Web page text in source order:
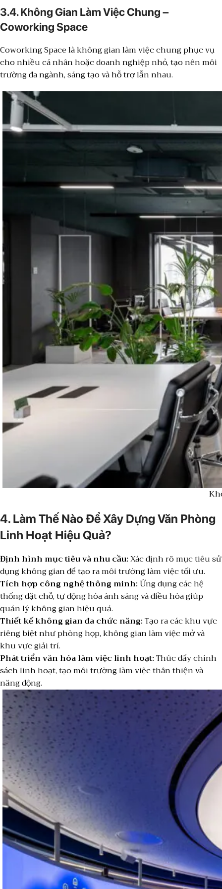
3.4. Không Gian Làm Việc Chung –
Coworking Space
Coworking Space là không gian làm việc chung phục vụ
cho nhiều cá nhân hoặc doanh nghiệp nhỏ, tạo nên môi
trường đa ngành, sáng tạo và hỗ trợ lẫn nhau.
4. Làm Thế Nào Để Xây Dựng Văn Phòng
Linh Hoạt Hiệu Quả?
Định hình mục tiêu và nhu cầu:Xác định rõ mục tiêu sử
dụng không gian để tạo ra môi trường làm việc tối ưu.
Tích hợp công nghệ thông minh: Ứng dụng các hệ
thống đặt chỗ, tự động hóa ánh sáng và điều hòa giúp
quản lý không gian hiệu quả.
Thiết kế không gian đa chức năng:Tạo ra các khu vực
riêng biệt như phòng họp, không gian làm việc mở và
khu vực giải trí.
Phát triển văn hóa làm việc linh hoạt:Thúc đẩy chính
sách linh hoạt, tạo môi trường làm việc thân thiện và
năng động.